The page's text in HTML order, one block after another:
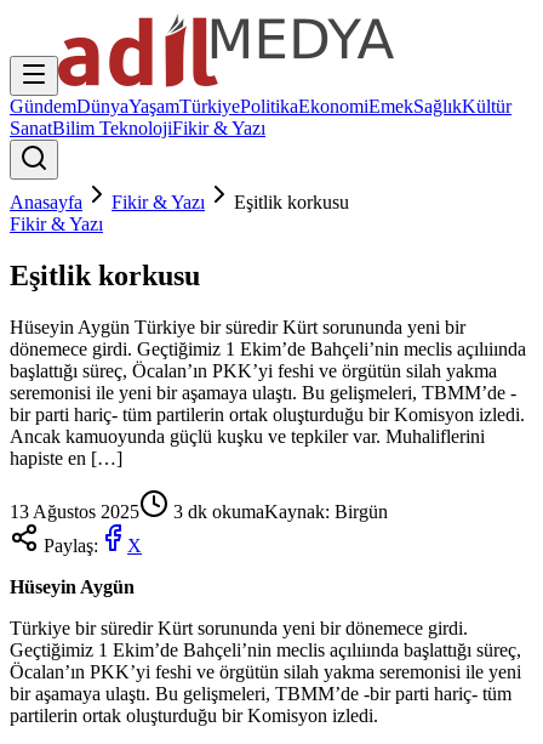
GündemDünyaYaşamTürkiyePolitikaEkonomiEmekSağlıkKültür
SanatBilim TeknolojiFikir & Yazı
Anasayfa Fikir & Yazı
Eşitlik korkusu
Fikir & Yazı
Eşitlik korkusu
Hüseyin Aygün Türkiye bir süredir Kürt sorununda yeni bir
dönemece girdi. Geçtiğimiz 1 Ekim’de Bahçeli’nin meclis açılıiında
başlattığı süreç, Öcalan’ın PKK’yi feshi ve örgütün silah yakma
seremonisi ile yeni bir aşamaya ulaştı. Bu gelişmeleri, TBMM’de -
bir parti hariç- tüm partilerin ortak oluşturduğu bir Komisyon izledi.
Ancak kamuoyunda güçlü kuşku ve tepkiler var. Muhaliflerini
hapiste en […]
13 Ağustos 2025 3 dk okumaKaynak: Birgün
Paylaş:
X
Hüseyin Aygün
Türkiye bir süredir Kürt sorununda yeni bir dönemece girdi.
Geçtiğimiz 1 Ekim’de Bahçeli’nin meclis açılıiında başlattığı süreç,
Öcalan’ın PKK’yi feshi ve örgütün silah yakma seremonisi ile yeni
bir aşamaya ulaştı. Bu gelişmeleri, TBMM’de -bir parti hariç- tüm
partilerin ortak oluşturduğu bir Komisyon izledi.